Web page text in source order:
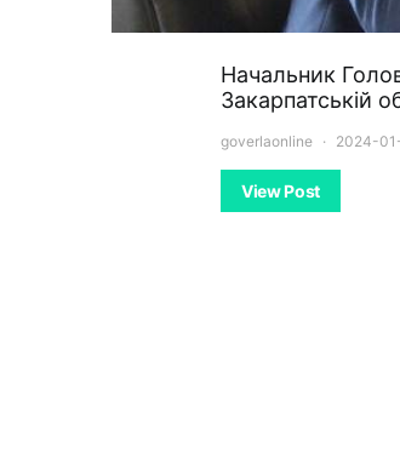
Начальник
Закарпатській
goverlaonline 2024-
View Post